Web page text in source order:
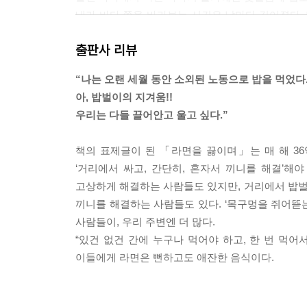
내가 바다 쪽을 바라보는 시간은 날마다 길어졌
바다에 나갔던 새들이 숲으로 돌아갔고, 나는 방으
*
전기밥솥 속에서 밥이 익어가는 그 평화롭고 비
이다. 이것이 진저리나는 밥이라는 것이다. ---「밥
*
모든 밥에는 낚싯바늘이 들어 있다. 밥을 삼킬 때
낚싯대를 들고 앉아서 나를 건져올리는 자는 대체
만 또다시 밥을 벌 수가 있다. ---「밥 1」중에서
출판사 리뷰
“나는 오랜 세월 동안 소외된 노동으로 밥을 먹었
아, 밥벌이의 지겨움!!
우리는 다들 끌어안고 울고 싶다.”
책의 표제글이 된 「라면을 끓이며」는 매 해
‘거리에서 싸고, 간단히, 혼자서 끼니를 해결’
고상하게 해결하는 사람들도 있지만, 거리에서 밥
끼니를 해결하는 사람들도 있다. ‘목구멍을 쥐어
사람들이, 우리 주변엔 더 많다.
“있건 없건 간에 누구나 먹어야 하고, 한 번 먹어
이들에게 라면은 뻔하고도 애잔한 음식이다.